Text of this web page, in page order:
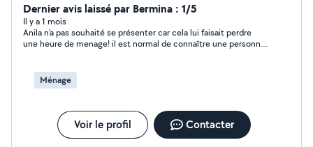
Dernier avis laissé par Bermina : 1/5
Il y a 1 mois
Anila n’a pas souhaité se présenter car cela lui faisait perdre
une heure de menage! il est normal de connaître une personne
Ménage
Voir le profil Contacter